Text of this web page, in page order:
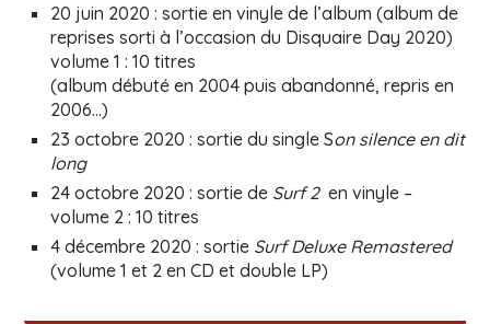
20 juin 2020 : sortie en vinyle de l’album (album de
reprises sorti à l’occasion du Disquaire Day 2020)
volume 1 : 10 titres
(album débuté en 2004 puis abandonné, repris en
2006…)
23 octobre 2020 : sortie du single Son silence en dit
long
24 octobre 2020 : sortie de Surf 2en vinyle –
volume 2 : 10 titres
4 décembre 2020 : sortie Surf Deluxe Remastered
(volume 1 et 2 en CD et double LP)